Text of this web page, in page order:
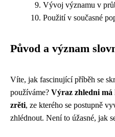
Vývoj významu v
Použití v současné
Původ a význam
Víte, jak fascinující příběh se
používáme? Výraz zhledni má
zrěti, ze kterého se postupně
zhlédnout. Není to úžasné, jak